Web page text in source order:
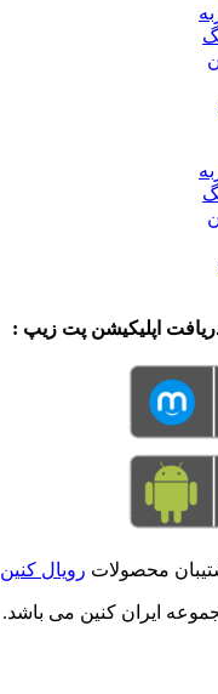
اپلیکیشن پت زیپ :
محصولات رویال کنین
ایران کنین می باشد.